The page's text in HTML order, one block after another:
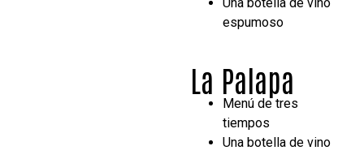
espumoso
La Palapa
Menú de tres
tiempos
Una botella de vino